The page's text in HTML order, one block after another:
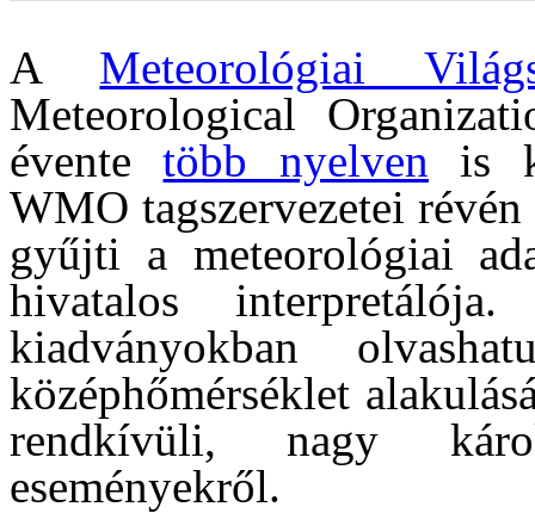
A Meteorológiai
Meteorological
éventetöbb nyelven is
WMO tagszervezetei
gyűjti a meteorológiai
hivatalos
kiadványokban
középhőmérséklet
rendkívüli, nagy
eseményekről.